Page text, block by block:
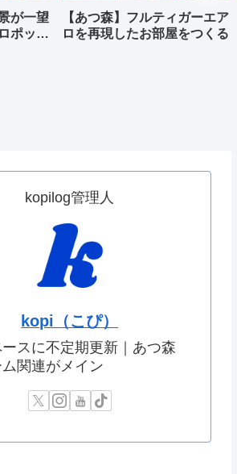
が一望
ポップ
【あつ森】フルティガーエア
ロを再現したお部屋をつくる
kopilog管理人
kopi（こぴ）
スに不定期更新｜あつ森
ム関連がメイン